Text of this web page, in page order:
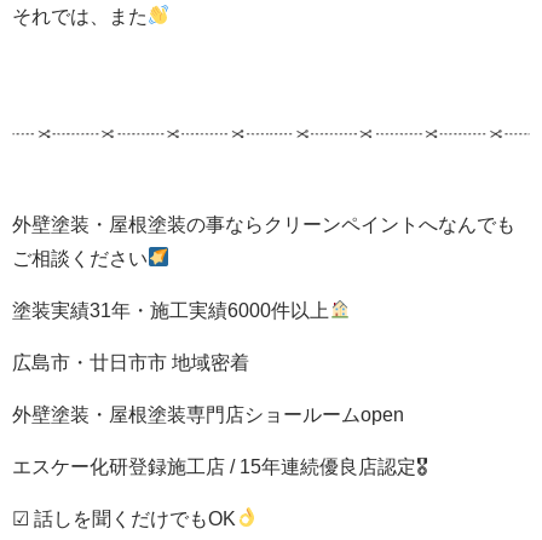
それでは、また
外壁塗装・屋根塗装の事ならクリーンペイントへなんでも
ご相談ください
塗装実績31年・施工実績6000件以上
広島市・廿日市市 地域密着
外壁塗装・屋根塗装専門店ショールームopen
エスケー化研登録施工店 / 15年連続優良店認定🎖
☑ 話しを聞くだけでもOK